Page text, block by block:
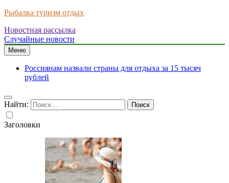
Рыбалка туризм отдых
Новостная рассылка
Случайные новости
Меню
Россиянам назвали страны для отдыха за 15 тысяч
рублей
Найти:
Заголовки